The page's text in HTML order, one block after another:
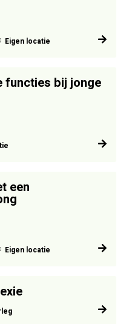
Eigen locatie
functies bij jonge
een
Eigen locatie